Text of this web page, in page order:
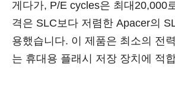
게다가, P/E cycles은 최대20,000
격은 SLC보다 저렴한 Apacer의
용했습니다. 이 제품은 최소의 전
는 휴대용 플래시 저장 장치에 적